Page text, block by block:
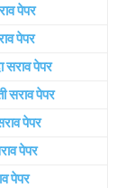
पेपर
पेपर
सराव पेपर
सराव पेपर
पेपर
पेपर
पेपर